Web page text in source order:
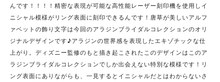
んです！！！！精密な表現が可能な高性能レーザー刻印機を使用しイ
ニシャル模様がリング表面に刻印できるんです！唐草が美しいアルフ
ァベットの飾り文字は今回のアラジンブライダルコレクションのオリ
ジナルデザインです♪アラジンの世界感を表現したエキゾチックな仕
上がり。ディズニー監修のもと描き起こされたこのデザインはこのア
ラジンブライダルコレクションでしか出会えない特別な模様です！リ
ング表面にありながらも、一見するとイニシャルだとはわからないさ